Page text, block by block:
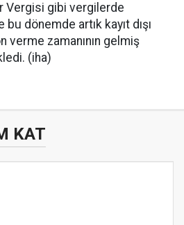
Vergisi gibi vergilerde
bu dönemde artık kayıt dışı
verme zamanının gelmiş
(iha)
KAT